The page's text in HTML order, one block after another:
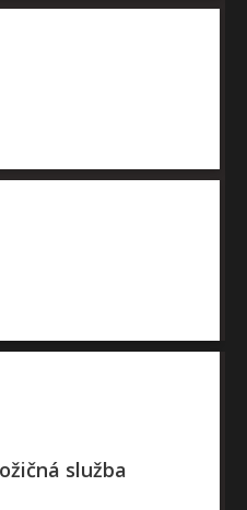
služba